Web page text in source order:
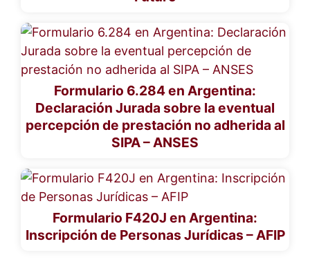
Formulario 6.284 en Argentina:
Declaración Jurada sobre la eventual
percepción de prestación no adherida al
SIPA – ANSES
Formulario F420J en Argentina:
Inscripción de Personas Jurídicas – AFIP